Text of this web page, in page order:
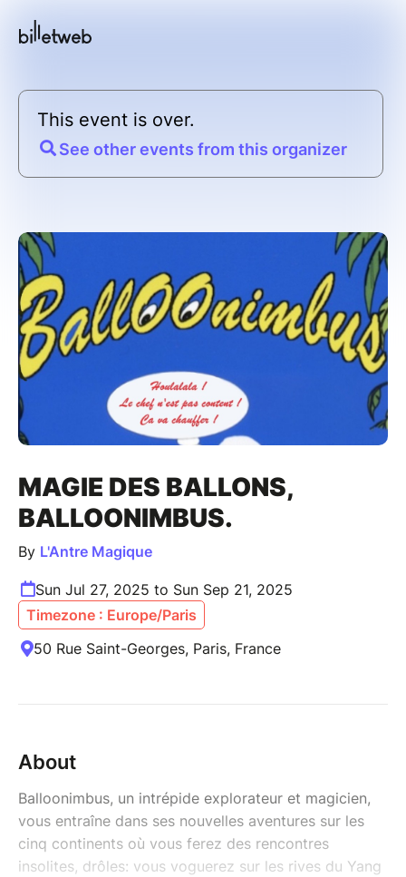
This event is over.
See other events from this organizer
MAGIE DES BALLONS,
BALLOONIMBUS.
By L'Antre Magique
Sun Jul 27, 2025 to Sun Sep 21, 2025
Timezone : Europe/Paris
50 Rue Saint-Georges, Paris, France
About
Balloonimbus, un intrépide explorateur et magicien,
vous entraîne dans ses nouvelles aventures sur les
cinq continents où vous ferez des rencontres
insolites, drôles: vous voguerez sur les rives du Yang